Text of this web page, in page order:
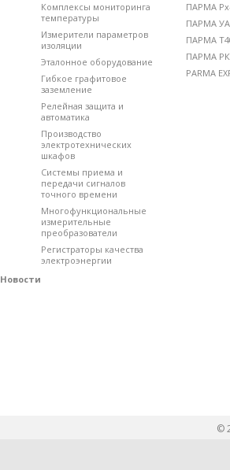
Комплексы мониторинга
температуры
Измерители параметров
изоляции
Эталонное оборудование
Гибкое графитовое
заземление
Релейная защита и
автоматика
Производство
электротехнических
шкафов
Системы приема и
передачи сигналов
точного времени
Многофункциональные
измерительные
преобразователи
Регистраторы качества
электроэнергии
ПАРМА
ПАРМА
ПАРМА
ПАРМА
PARMA
Новости
©